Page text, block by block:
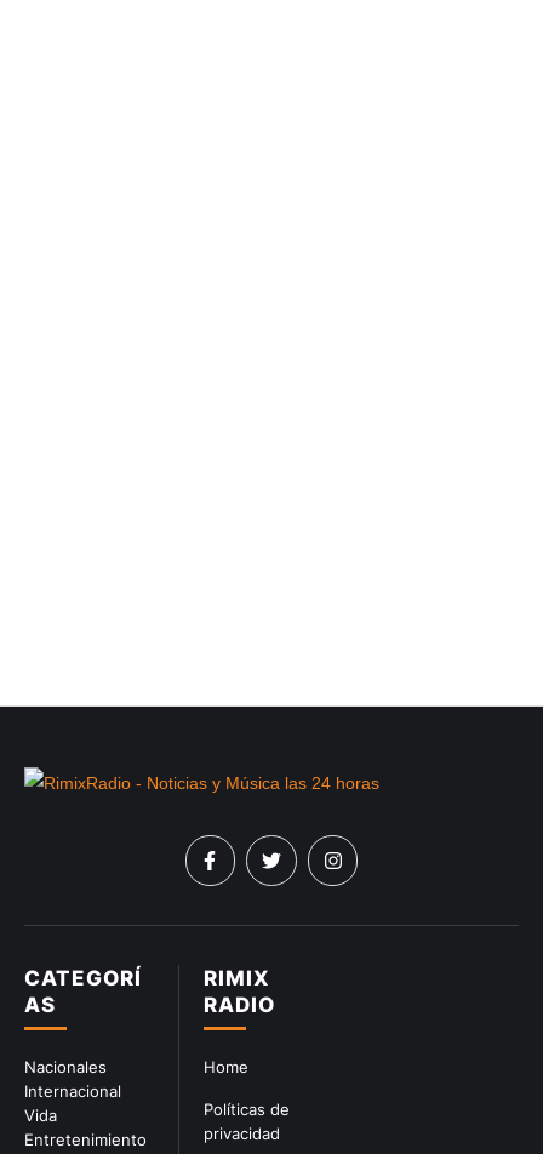
RIMIX
RADIO
Home
Políticas de
privacidad
CATEGORÍ
AS
Nacionales
Internacional
Vida
Entretenimiento